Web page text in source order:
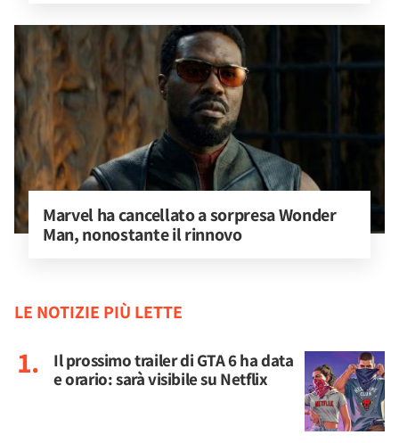
Marvel ha cancellato a sorpresa Wonder
Man, nonostante il rinnovo
LE NOTIZIE PIÙ LETTE
Il prossimo trailer di GTA 6 ha data
e orario: sarà visibile su Netflix